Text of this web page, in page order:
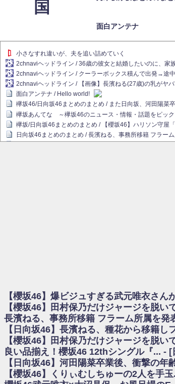
国
面白アンテナ
小さなすれ違いが、夫を追い詰めていく
2chnaviヘッドライン / 36歳の彼女と結婚したいのに、
2chnaviヘッドライン / クーラーボックス積んで出発→途
2chnaviヘッドライン / 【画像】長濱ねる(27歳)の乳がヤ
面白アンテナ / Hello world!
欅坂46/日向坂46まとめのまとめ / また日向坂、河田陽菜
欅坂あんてな ～欅坂46のニュース・情報・話題をピック
欅坂/日向坂46まとめのまとめ / 【櫻坂46】ハリソン守屋
日向坂46まとめのまとめ / 長濱ねる、事務所移籍 フラー
乃木坂欅坂まとめのまとめ / 【日向坂46】この月、何か
欅坂/日向坂46まとめのまとめ / 【櫻坂46】ミーグリで喧
乃木坂46アンテナ / 【櫻坂46】ハリソン守屋「ゆーづの
乃木坂あんてな ～乃木坂46・欅坂46・日向坂46のニュ
日向坂46まとめのまとめ / 【日向坂46】この月、何かあ
日向坂46まとめのまとめ / 【元日向坂46】この卒業生、
欅坂/日向坂46まとめのまとめ / 【櫻坂46】リアルミーグ
乃木坂46アンテナ / 【櫻坂46】ミーグリで喧嘩！？山下
乃木坂あんてな ～乃木坂46・欅坂46・日向坂46のニュ
【櫻坂46】爆ビジュすぎる武元唯衣さ
【櫻坂46】田村保乃だけジャージを脱
長濱ねる、事務所移籍 フラーム所属を発
【日向坂46】長濱ねる、種花から移籍
【櫻坂46】田村保乃だけジャージを脱い
良い品揃え！櫻坂46 12thシングル『... -
【日向坂46】河田陽菜卒業後、衝撃の
【櫻坂46】くりぃむしちゅーの2人を手